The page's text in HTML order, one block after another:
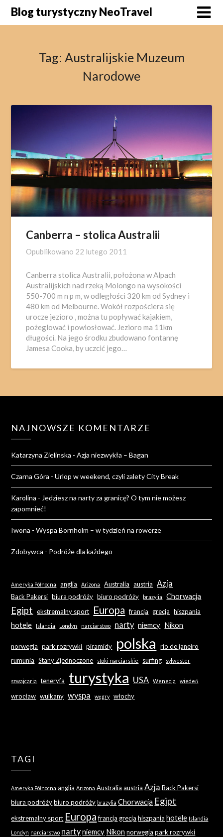
SkipBlog turystyczny NeoTravel
Tag: Australijskie Muzeum
Narodowe
Canberra – stolica Australii
Opublikowano 22 lutego 2011
Canberra stolica Australii, położona w Alpach
Australijskich nad rzeką Molongo na wysokości
550-700 m n p m, w odległości 320 km od Sydney i
480 km od Melbourne. Wokół rozpościera się
urocze jezioro , można tu popływać kajakiem,
pożeglować i powiosłować. Jezioro ma 11km
długości. Na jego środku zbudowano fontannę
Jamesa Cooka, by uczcić jego…
NAJNOWSZE KOMENTARZE
Katarzyna Zielinska -Azja niezwykła – Bagan
Czarna Góra -Urlop w weekend, czyli zalety City Break
Karolina -Jedziesz na narty za granicę? O tym nie możesz
zapomnieć!
Iwona -Wyspa Bornholm – w tydzień na rowerze
Zdobywca - Podróże dla każdego
Ameryka Północna anglia Arizona Australia austria Azja
Back Pakersi biura podróży biuro podróży brazylia Chorwacja
Egipt ekstremalny sport Europa francja grecja hiszpania
hotele Islandia Londyn narciarstwo narty niemcy Nikon
norwegia park rozrywki piramidy polska
rio de janeiro
rumunia Stany Zjednoczone stoki narciarskie surfing sylwester
szwajcaria teneryfa turystyka USA Wenecja wiedeń
wrocław wulkany wyspa węgry włochy
TAGI
Ameryka Północna anglia Arizona Australia austria Azja Back Pakersi
biura podróży biuro podróży brazylia Chorwacja Egipt
ekstremalny sport Europa francja grecja hiszpania hotele Islandia
Londyn narciarstwo nartyniemcy Nikon norwegia park rozrywki